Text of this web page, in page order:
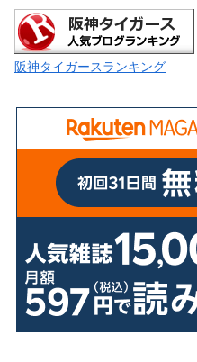
阪神タイガースランキング